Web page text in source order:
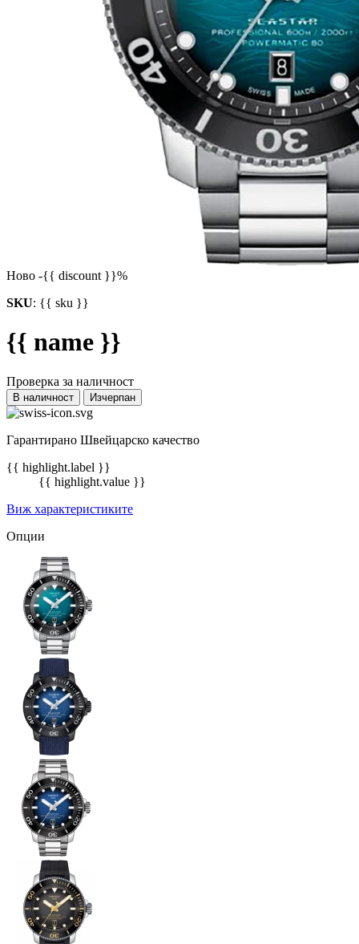
Ново -{{ discount }}%
SKU: {{ sku }}
{{ name }}
Проверка за наличност
В наличност Изчерпан
Гарантирано Швейцарско качество
{{ highlight.label }}
{{ highlight.value }}
Виж характеристиките
Опции